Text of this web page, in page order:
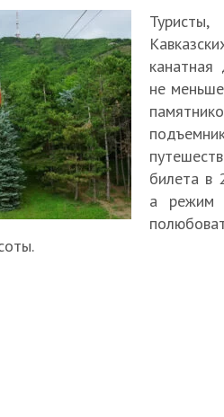
канатная
не
билета в
а режим